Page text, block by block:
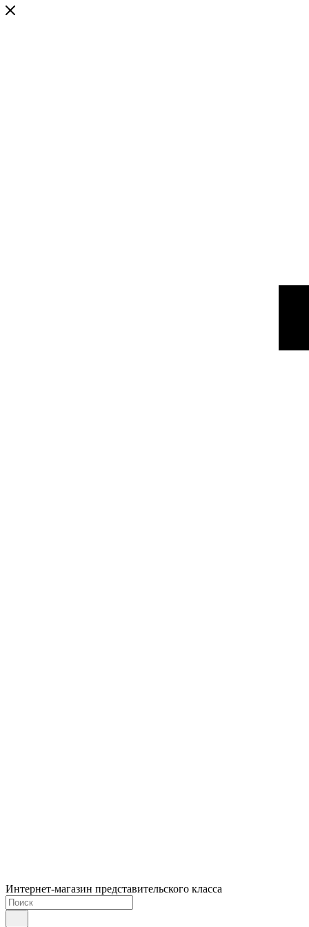
Интернет-магазин представительского класса